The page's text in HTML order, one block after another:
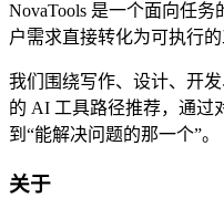
NovaTools 是一个面向任
户需求直接转化为可执行的
我们围绕写作、设计、开
的 AI 工具路径推荐，通过
到“能解决问题的那一个”。
关于